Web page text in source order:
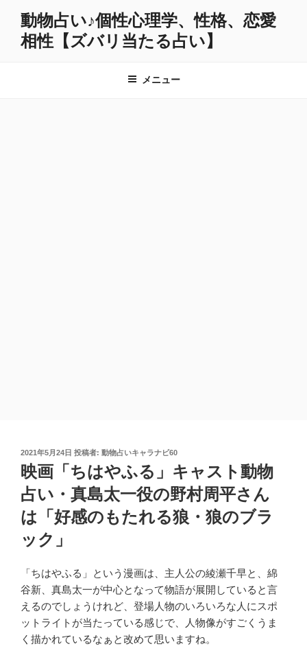
動物占い♪個性心理学、性格、恋愛
相性【ズバリ当たる占い】
メニュー
投
稿
日:
2021年5月24日 投稿者: 動物占いキャラナビ60
映画「ちはやふる」キャスト動物
占い・真島太一役の野村周平さん
は「好感のもたれる狼・狼のブラ
ック」
「ちはやふる」という漫画は、主人公の綾瀬千早と、綿
谷新、真島太一が中心となって物語が展開していると言
えるのでしょうけれど、登場人物のいろいろな人にスポ
ットライトが当たっている感じで、人物像がすごくうま
く描かれているなぁと改めて思いますね。